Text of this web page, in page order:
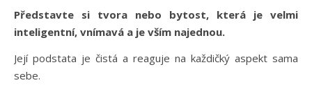
Představte si tvora nebo bytost, která je velmi
inteligentní, vnímavá a je vším najednou.
Její podstata je čistá a reaguje na každičký aspekt sama
sebe.